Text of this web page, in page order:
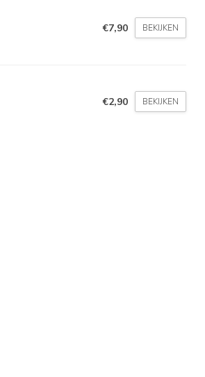
€7,90 BEKIJKEN
€2,90 BEKIJKEN